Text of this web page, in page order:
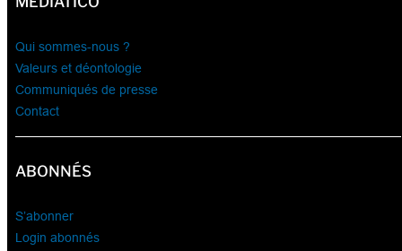
Qui sommes-nous ?
Valeurs et déontologie
Communiqués de presse
Contact
ABONNÉS
S’abonner
Login abonnés